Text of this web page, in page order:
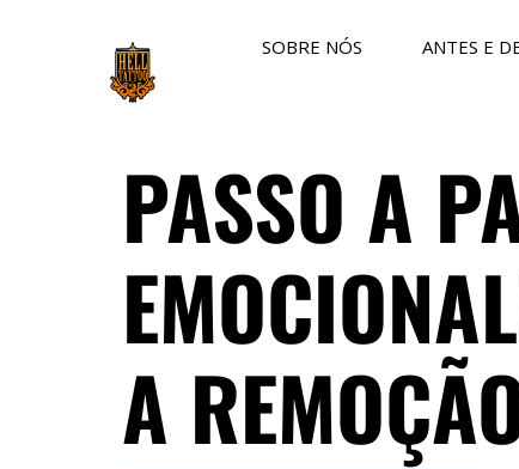
SOBRE NÓS ANTES E
PASSO A
A